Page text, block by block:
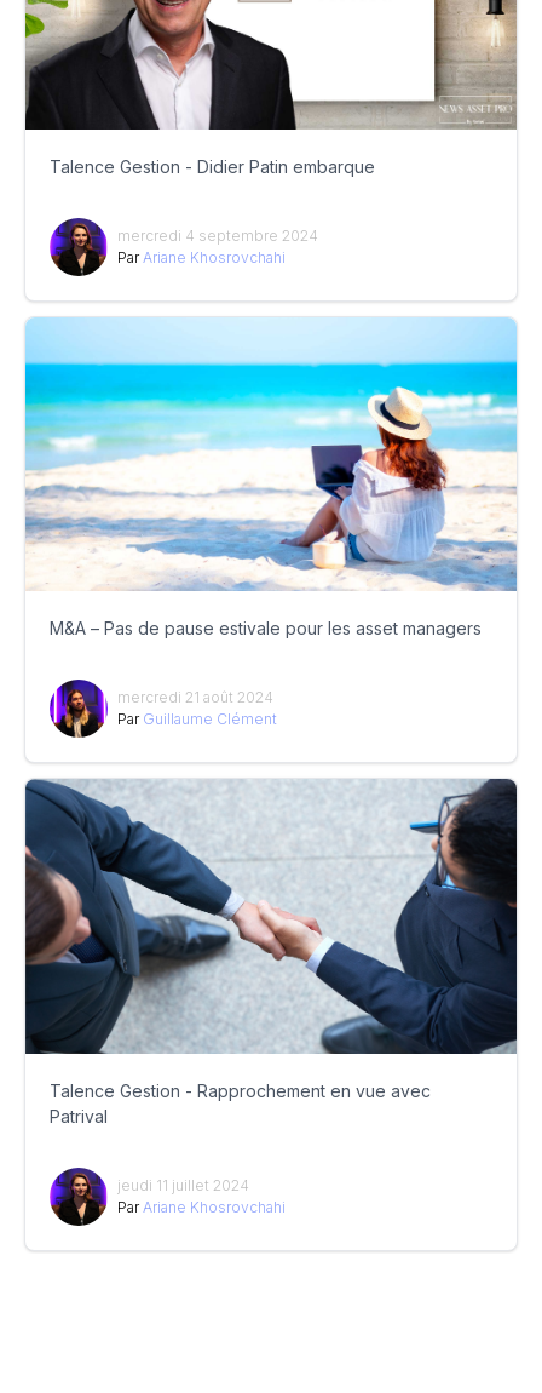
Talence Gestion - Didier Patin embarque
mercredi 4 septembre 2024
Par Ariane Khosrovchahi
M&A – Pas de pause estivale pour les asset managers
mercredi 21 août 2024
Par Guillaume Clément
Talence Gestion - Rapprochement en vue avec
Patrival
jeudi 11 juillet 2024
Par Ariane Khosrovchahi